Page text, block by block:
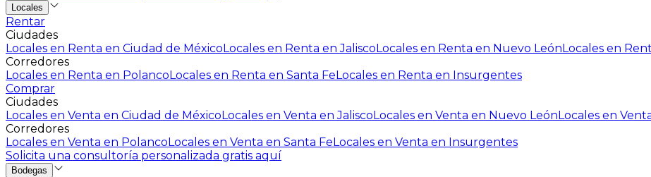
Locales
Rentar
Ciudades
Locales en Renta en Ciudad de MéxicoLocales en Renta en JaliscoLocales en Renta en Nuevo LeónLocales en
Corredores
Locales en Renta en PolancoLocales en Renta en Santa FeLocales en Renta en Insurgentes
Comprar
Ciudades
Locales en Venta en Ciudad de MéxicoLocales en Venta en JaliscoLocales en Venta en Nuevo LeónLocales en
Corredores
Locales en Venta en PolancoLocales en Venta en Santa FeLocales en Venta en Insurgentes
Solicita una consultoría personalizada gratis aquí
Bodegas